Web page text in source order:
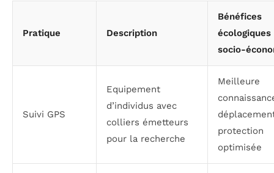
Pratique Description
Bénéfices
écologiques
socio-
Suivi GPS
Equipement
d’individus avec
colliers émetteurs
pour la recherche
Meilleure
protection
optimisée